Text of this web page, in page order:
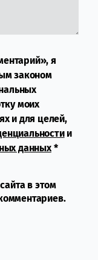
я
законом
моих
и для целей,
и
данных*
в этом